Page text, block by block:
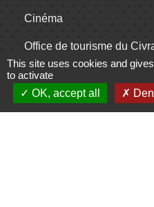
Cinéma
Office de tourisme du
en Poitou
Actualités communauté de
communes
This site uses cookies and
to activate
OK, accept all